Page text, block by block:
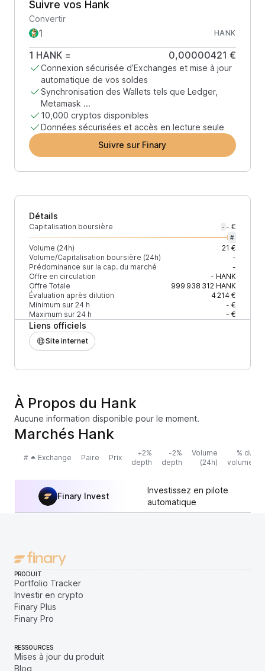
Suivre vos Hank
Convertir
HANK
1 HANK = 0,00000421 €
Connexion sécurisée d’Exchanges et mise à jour
automatique de vos soldes
Synchronisation des Wallets tels que Ledger,
Metamask ...
10,000 cryptos disponibles
Données sécurisées et accès en lecture seule
Suivre sur Finary
Détails
Capitalisation boursière - - €
#
Volume (24h)
21 €
Volume/Capitalisation boursière (24h)
-
Prédominance sur la cap. du marché
-
Offre en circulation
- HANK
Offre Totale
999 938 312HANK
Évaluation après dilution
4 214 €
Minimum sur 24 h
- €
Maximum sur 24 h
- €
Liens officiels
Site internet
À Propos du Hank
Aucune information disponible pour le moment.
Marchés Hank
# Exchange Paire Prix
+2%
depth
-2%
depth
Volume
(24h)
% du
volume
Finary Invest
Investissez en pilote
automatique
PRODUIT
Portfolio Tracker
Investir en crypto
Finary Plus
Finary Pro
RESSOURCES
Mises à jour du produit
Blog